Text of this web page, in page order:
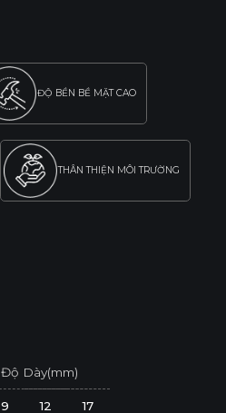
ĐỘ BỀN BỀ MẶT CAO
THÂN THIỆN MÔI TRƯỜNG
Độ Dày(mm)
9 12 17